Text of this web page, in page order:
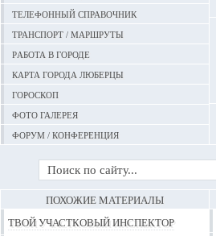
Телефонный справочник
Транспорт / маршруты
Работа в городе
Карта города Люберцы
Гороскоп
Фото галерея
Форум / конференция
ПОХОЖИЕ МАТЕРИАЛЫ
Твой участковый инспектор